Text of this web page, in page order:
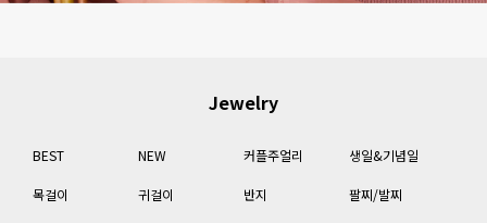
Jewelry
BEST NEW 커플주얼리 생일&기념일
목걸이 귀걸이 반지 팔찌/발찌